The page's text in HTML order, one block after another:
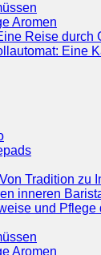
Aromen
Reise
Eine
Tradition zu
inneren
und
Aromen